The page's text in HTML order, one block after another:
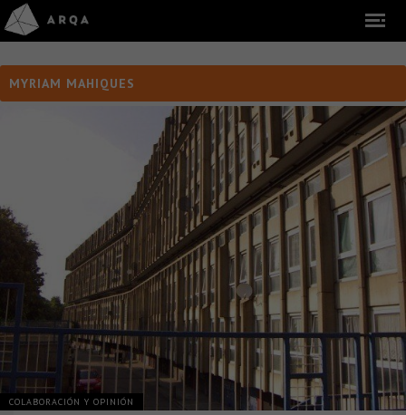
MYRIAM MAHIQUES
COLABORACIÓN Y OPINIÓN